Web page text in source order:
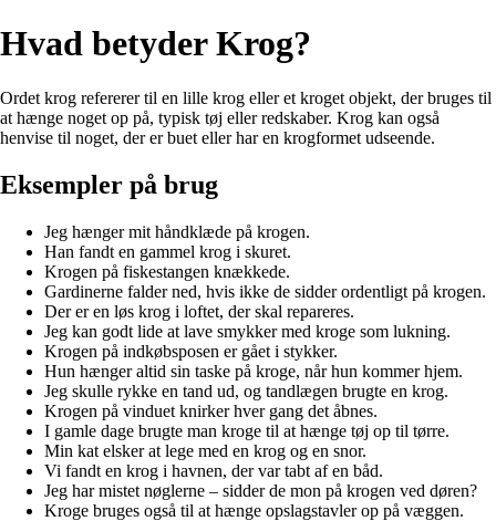
Hvad betyder Krog?
Ordet krog refererer til en lille krog eller et kroget objekt, der bruges til
at hænge noget op på, typisk tøj eller redskaber. Krog kan også
henvise til noget, der er buet eller har en krogformet udseende.
Eksempler på brug
Jeg hænger mit håndklæde på krogen.
Han fandt en gammel krog i skuret.
Krogen på fiskestangen knækkede.
Gardinerne falder ned, hvis ikke de sidder ordentligt på krogen.
Der er en løs krog i loftet, der skal repareres.
Jeg kan godt lide at lave smykker med kroge som lukning.
Krogen på indkøbsposen er gået i stykker.
Hun hænger altid sin taske på kroge, når hun kommer hjem.
Jeg skulle rykke en tand ud, og tandlægen brugte en krog.
Krogen på vinduet knirker hver gang det åbnes.
I gamle dage brugte man kroge til at hænge tøj op til tørre.
Min kat elsker at lege med en krog og en snor.
Vi fandt en krog i havnen, der var tabt af en båd.
Jeg har mistet nøglerne – sidder de mon på krogen ved døren?
Kroge bruges også til at hænge opslagstavler op på væggen.